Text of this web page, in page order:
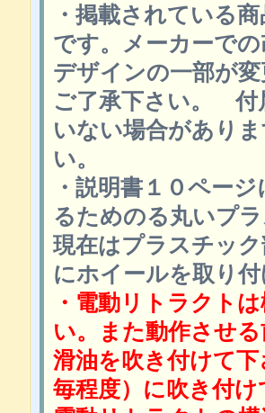
・掲載されている
です。メーカーで
デザインの一部が
ご了承下さい。 付
いない場合があり
い。
・説明書１０ペー
るためのる丸いプ
現在はプラスチッ
にホイールを取り
・電動リトラクト
い。また動作させ
滑油を吹き付けて
毎程度）に吹き付